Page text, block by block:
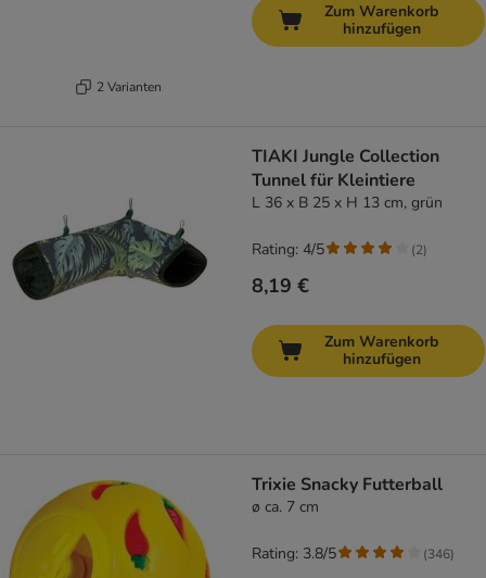
2 Varianten
Zum Warenkorb
hinzufügen
TIAKI Jungle Collection
Tunnel für Kleintiere
L 36 x B 25 x H 13 cm, grün
8,19 €
Rating: 4/5 (2)
Zum Warenkorb
hinzufügen
Trixie Snacky Futterball
ø ca. 7 cm
Rating: 3.8/5 (346)